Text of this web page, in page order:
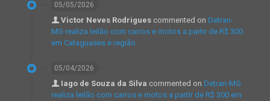
05/05/2026
Victor Neves Rodrigues commented on Detran-
MG realiza leilão com carros e motos a partir de R$ 300
em Cataguases e região.
05/04/2026
Iago de Souza da Silva commented on Detran-MG
realiza leilão com carros e motos a partir de R$ 300 em